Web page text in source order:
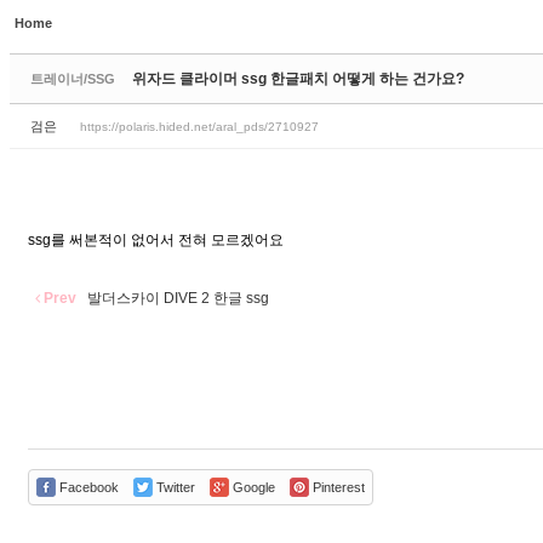
Home
트레이너/SSG 위자드 클라이머 ssg 한글패치 어떻게 하는 건가요?
검은 https://polaris.hided.net/aral_pds/2710927
ssg를 써본적이 없어서 전혀 모르겠어요
Prev 발더스카이 DIVE 2 한글 ssg
Facebook Twitter Google Pinterest
Sketchbook5, 스케치북5
Sketchbook5, 스케치북5
Sketchbook5, 스케치북5
Sketchbook5, 스케치북5